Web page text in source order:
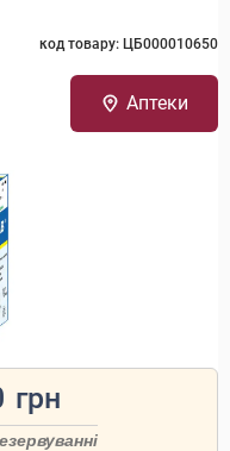
код товару: ЦБ000010650
Аптеки
грн